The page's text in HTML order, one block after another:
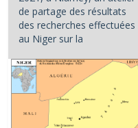
de partage des résultats
des recherches effectuées
au Niger sur la